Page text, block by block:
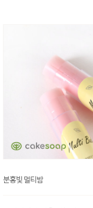
분홍빛 멀티밤